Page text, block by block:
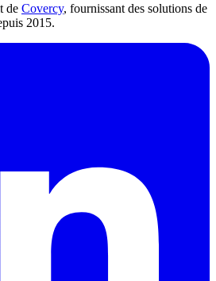
de Covercy, fournissant des solutions de
2015.